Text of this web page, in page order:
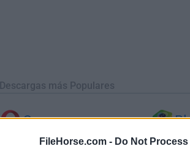
FileHorse.com - Do Not
Descargas más Populares
Opera
Opera 134.0 Build 5954.46 (64-bit...